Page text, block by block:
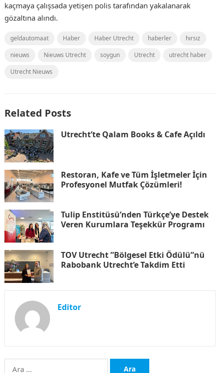
kaçmaya çalışsada yetişen polis tarafından yakalanarak
gözaltına alındı.
geldautomaat Haber Haber Utrecht haberler
hırsız
nieuws
Nieuws Utrecht soygun Utrecht
utrecht haber
Utrecht Nieuws
Related Posts
Utrecht’te Qalam Books & Cafe Açıldı
Restoran, Kafe ve Tüm İşletmeler İçin
Profesyonel Mutfak Çözümleri!
Tulip Enstitüsü’nden Türkçe’ye Destek
Veren Kurumlara Teşekkür Programı
TOV Utrecht ”Bölgesel Etki Ödülü”nü
Rabobank Utrecht’e Takdim Etti
Editor
Arama: